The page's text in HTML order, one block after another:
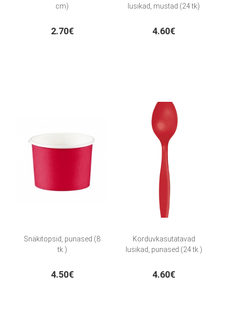
cm)
2.70€
lusikad, mustad (24 tk)
4.60€
Snäkitopsid, punased (8
tk.)
4.50€
Korduvkasutatavad
lusikad, punased (24 tk.)
4.60€